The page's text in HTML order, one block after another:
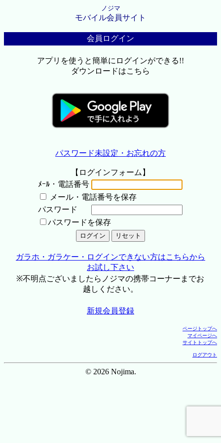
ノジマ
モバイル会員サイト
会員ログイン
アプリを使うと簡単にログインができる!!
ダウンロードはこちら
パスワード未設定・お忘れの方
【ログインフォーム】
ﾒｰﾙ・電話番号
メール・電話番号を保存
パスワード
パスワードを保存
ガラホ・ガラケー・ログインできない方はこちらから
お試し下さい
※不明点ございましたらノジマの携帯コーナーまでお
越しください。
新規会員登録
ページトップへ
マイページへ
サイトトップへ
ログアウト
© 2026 Nojima.